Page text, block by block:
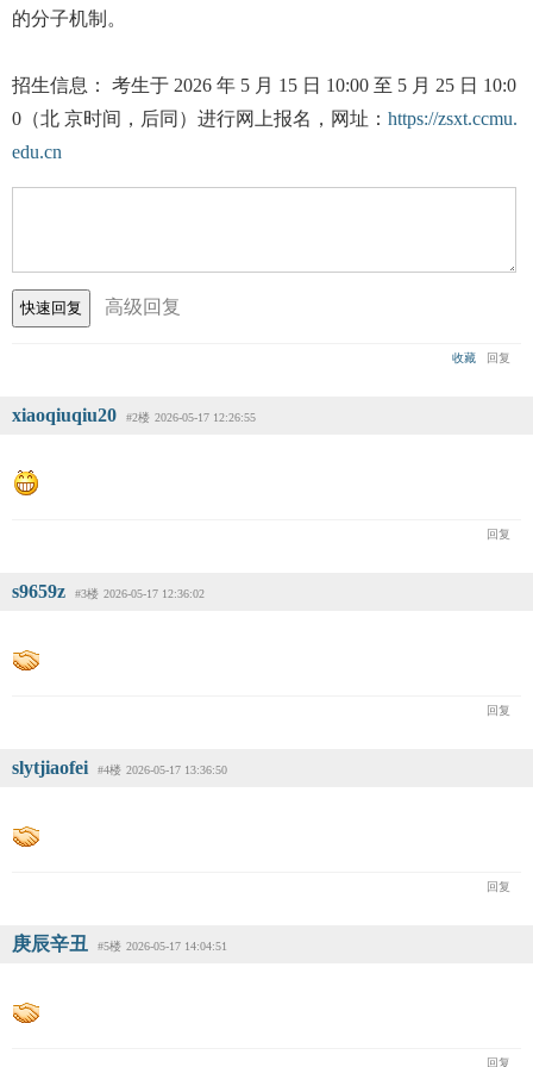
的分子机制。
招生信息： 考生于 2026 年 5 月 15 日 10:00 至 5 月 25 日 10:0
0（北 京时间，后同）进行网上报名，网址： https://zsxt.ccmu.
edu.cn
高级回复
收藏 回复
xiaoqiuqiu20 #2楼 2026-05-17 12:26:55
回复
s9659z #3楼 2026-05-17 12:36:02
回复
slytjiaofei #4楼 2026-05-17 13:36:50
回复
庚辰辛丑 #5楼 2026-05-17 14:04:51
回复